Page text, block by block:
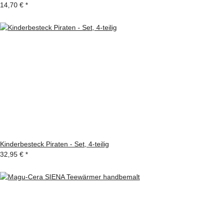
14,70 € *
Kinderbesteck Piraten - Set, 4-teilig
32,95 € *